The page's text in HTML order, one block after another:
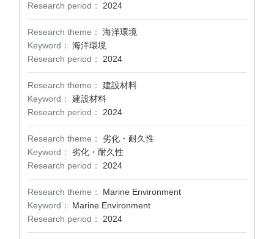
Research period：
2024
Research theme：
海洋環境
Keyword：
海洋環境
Research period：
2024
Research theme：
建設材料
Keyword：
建設材料
Research period：
2024
Research theme：
劣化・耐久性
Keyword：
劣化・耐久性
Research period：
2024
Research theme：
Marine Environment
Keyword：
Marine Environment
Research period：
2024